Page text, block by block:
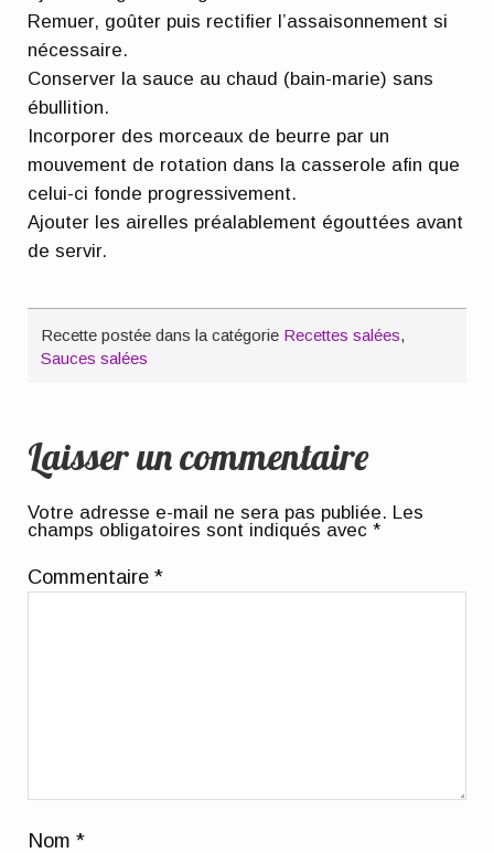
Remuer, goûter puis rectifier l’assaisonnement si
nécessaire.
Conserver la sauce au chaud (bain-marie) sans
ébullition.
Incorporer des morceaux de beurre par un
mouvement de rotation dans la casserole afin que
celui-ci fonde progressivement.
Ajouter les airelles préalablement égouttées avant
de servir.
Recette postée dans la catégorie Recettes salées,
Sauces salées
Laisser un commentaire
Votre adresse e-mail ne sera pas publiée. Les
champs obligatoires sont indiqués avec*
Commentaire*
Nom*